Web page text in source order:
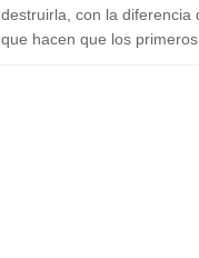
destruirla, con la diferencia
que hacen que los primeros.